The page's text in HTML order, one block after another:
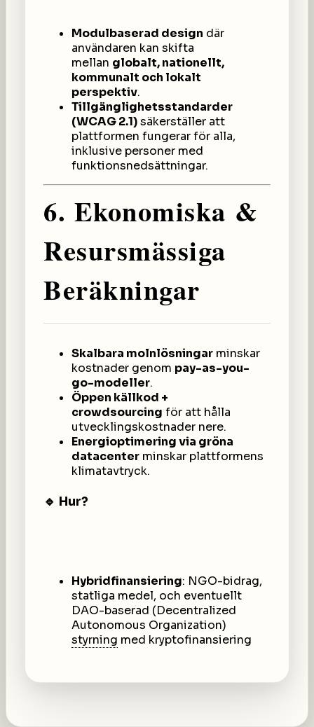
Modulbaserad design där
användaren kan skifta
mellan globalt, nationellt,
kommunalt och lokalt
perspektiv.
Tillgänglighetsstandarder
(WCAG 2.1)säkerställer att
plattformen fungerar för alla,
inklusive personer med
funktionsnedsättningar.
6. Ekonomiska &
Resursmässiga
Beräkningar
Skalbara molnlösningar minskar
kostnader genom pay-as-you-
go-modeller.
Öppen källkod +
crowdsourcing för att hålla
utvecklingskostnader nere.
Energioptimering via gröna
datacenter minskar plattformens
klimatavtryck.
🔹 Hur?
Hybridfinansiering: NGO-bidrag,
statliga medel, och eventuellt
DAO-baserad (Decentralized
Autonomous Organization)
styrning med kryptofinansiering